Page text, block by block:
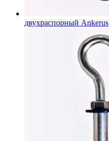
двухраспорный Ankerus